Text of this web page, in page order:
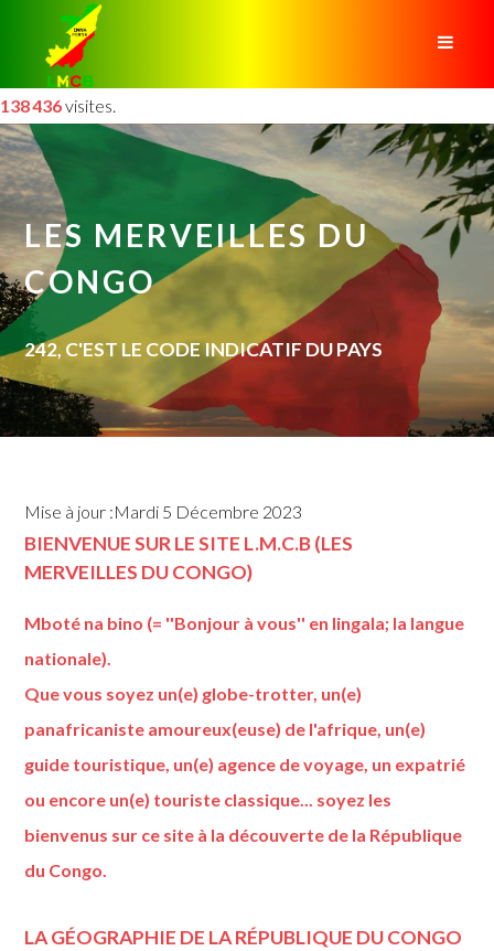
138 436visites.
LES MERVEILLES DU
CONGO
242, C'EST LE CODE INDICATIF DU PAYS
Mise à jour :Mardi 5 Décembre 2023
BIENVENUE SUR LE SITE L.M.C.B (LES
MERVEILLES DU CONGO)
Mboté na bino (= ''Bonjour à vous'' en lingala; la langue
nationale).
Que vous soyez un(e) globe-trotter, un(e)
panafricaniste amoureux(euse) de l'afrique, un(e)
guide touristique, un(e) agence de voyage, un expatrié
ou encore un(e) touriste classique... soyez les
bienvenus sur ce site à la découverte de la République
du Congo.
LA GÉOGRAPHIE DE LA RÉPUBLIQUE DU CONGO